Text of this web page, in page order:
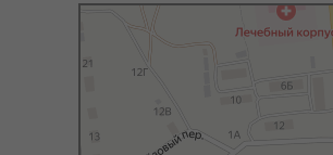
Яндекс Карты
Яндекс Карты